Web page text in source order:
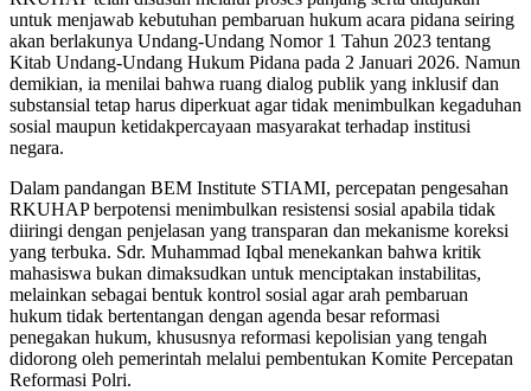
untuk menjawab kebutuhan pembaruan hukum acara pidana seiring
akan berlakunya Undang-Undang Nomor 1 Tahun 2023 tentang
Kitab Undang-Undang Hukum Pidana pada 2 Januari 2026. Namun
demikian, ia menilai bahwa ruang dialog publik yang inklusif dan
substansial tetap harus diperkuat agar tidak menimbulkan kegaduhan
sosial maupun ketidakpercayaan masyarakat terhadap institusi
negara.
Dalam pandangan BEM Institute STIAMI, percepatan pengesahan
RKUHAP berpotensi menimbulkan resistensi sosial apabila tidak
diiringi dengan penjelasan yang transparan dan mekanisme koreksi
yang terbuka. Sdr. Muhammad Iqbal menekankan bahwa kritik
mahasiswa bukan dimaksudkan untuk menciptakan instabilitas,
melainkan sebagai bentuk kontrol sosial agar arah pembaruan
hukum tidak bertentangan dengan agenda besar reformasi
penegakan hukum, khususnya reformasi kepolisian yang tengah
didorong oleh pemerintah melalui pembentukan Komite Percepatan
Reformasi Polri.